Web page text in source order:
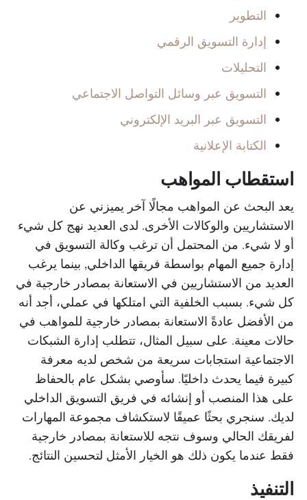
التطوير
إدارة التسويق الرقمي
التحليلات
التسويق عبر وسائل التواصل الاجتماعي
التسويق عبر البريد الإلكتروني
الكتابة الإعلانية
استقطاب المواهب
يعد البحث عن المواهب مجالًا آخر يميزني عن
الاستشاريين والوكالات الأخرى. لدى العديد نهج كل شيء
أو لا شيء. من المحتمل أن ترغب وكالة التسويق في
إدارة جميع المهام بواسطة فريقها الداخلي, بينما يرغب
العديد من الاستشاريين في الاستعانة بمصادر خارجية في
كل شيء. بسبب الخلفية التي امتلكها في عملي، أجد أنه
من الأفضل عادةً الاستعانة بمصادر خارجية للمواهب في
حالات معينة. على سبيل المثال، تتطلب إدارة الشبكات
الاجتماعية استجابات سريعة من شخص لديه معرفة
كبيرة فيما يحدث داخليًا. سأوصي بشكل عام بالحفاظ
على هذا المنصب أو إنشائه في فريق التسويق الداخلي
لديك. سنجري بحثًا عميقًا لاستكشاف مجموعة المهارات
لفريقك الحالي وسوف نتجه للاستعانة بمصادر خارجية
فقط عندما يكون ذلك هو الخيار الأمثل لتحسين النتائج.
التنفيذ